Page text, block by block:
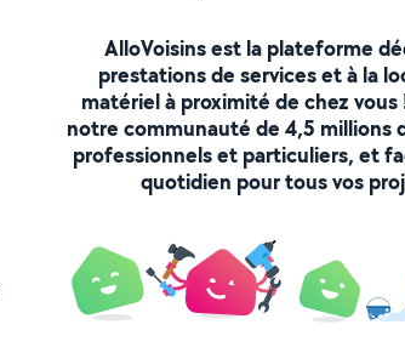
AlloVoisins est la plateforme
prestations de services et à la
matériel à proximité de chez vous
notre communauté de 4,5 millions
professionnels et particuliers, et
quotidien pour tous vos